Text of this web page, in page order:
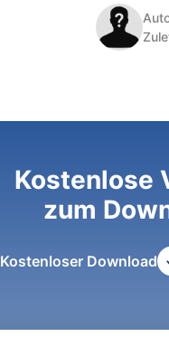
Kostenlose
zum
Kostenloser Download